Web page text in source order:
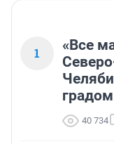
1
«Все
40 734